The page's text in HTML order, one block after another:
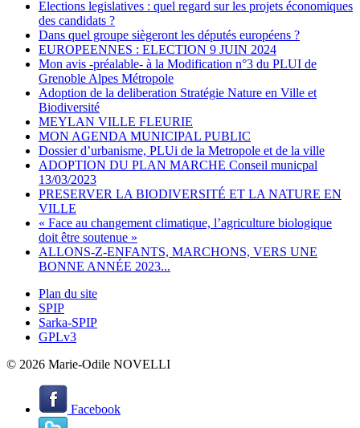
Elections legislatives : quel regard sur les projets économiques
des candidats ?
Dans quel groupe siègeront les députés européens ?
EUROPEENNES : ELECTION 9 JUIN 2024
Mon avis -préalable- à la Modification n°3 du PLUI de
Grenoble Alpes Métropole
Adoption de la deliberation Stratégie Nature en Ville et
Biodiversité
MEYLAN VILLE FLEURIE
MON AGENDA MUNICIPAL PUBLIC
Dossier d’urbanisme, PLUi de la Metropole et de la ville
ADOPTION DU PLAN MARCHE Conseil municpal
13/03/2023
PRESERVER LA BIODIVERSITÉ ET LA NATURE EN
VILLE
« Face au changement climatique, l’agriculture biologique
doit être soutenue »
ALLONS-Z-ENFANTS, MARCHONS, VERS UNE
BONNE ANNÉE 2023...
Plan du site
SPIP
Sarka-SPIP
GPLv3
© 2026 Marie-Odile NOVELLI
Facebook